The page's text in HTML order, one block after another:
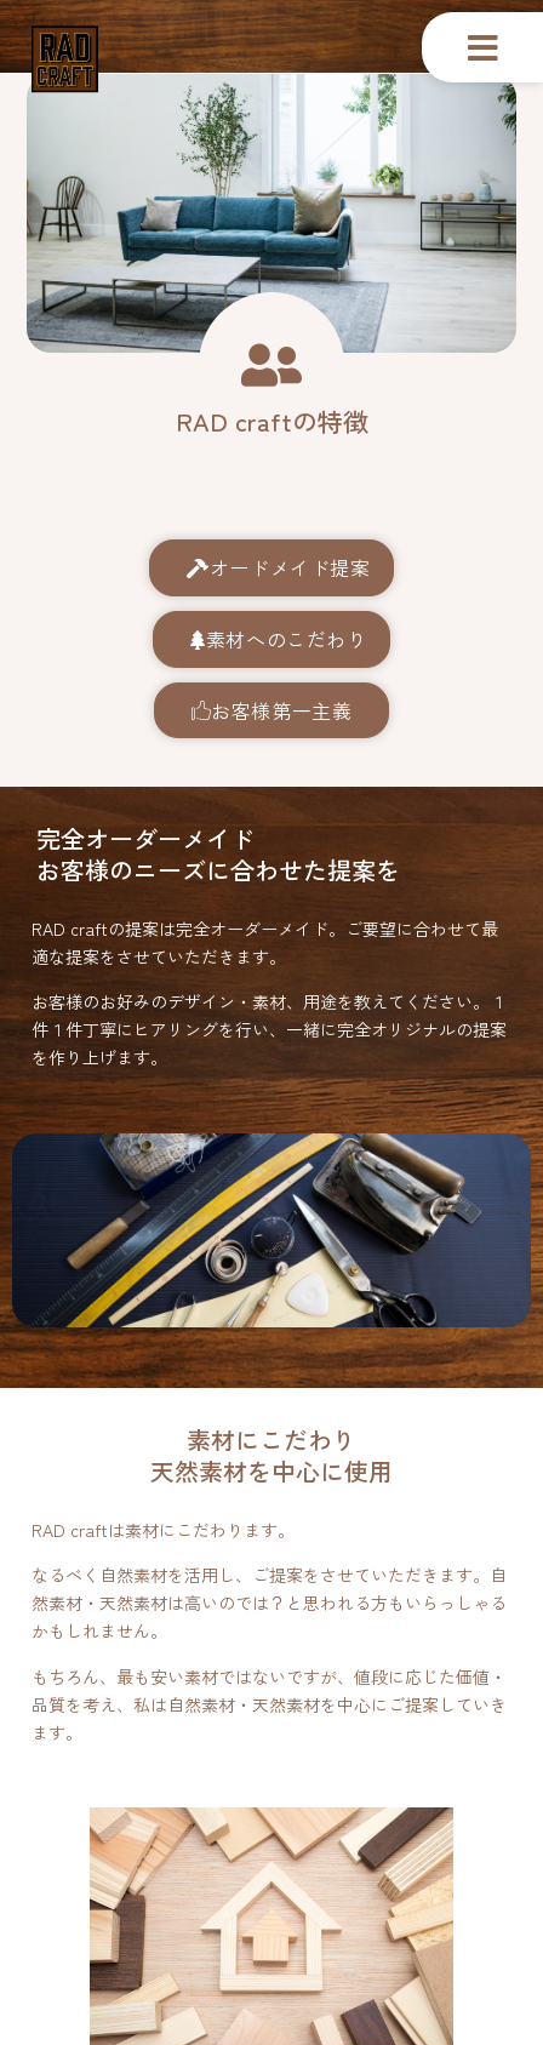
RAD craftの特徴
オードメイド提案
素材へのこだわり
お客様第一主義
完全オーダーメイド
お客様のニーズに合わせた提案を
RAD craftの提案は完全オーダーメイド。ご要望に合わせて最
適な提案をさせていただきます。
お客様のお好みのデザイン・素材、用途を教えてください。１
件１件丁寧にヒアリングを行い、一緒に完全オリジナルの提案
を作り上げます。
素材にこだわり
天然素材を中心に使用
RAD craftは素材にこだわります。
なるべく自然素材を活用し、ご提案をさせていただきます。自
然素材・天然素材は高いのでは？と思われる方もいらっしゃる
かもしれません。
もちろん、最も安い素材ではないですが、値段に応じた価値・
品質を考え、私は自然素材・天然素材を中心にご提案していき
ます。